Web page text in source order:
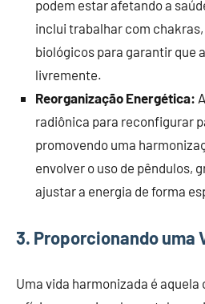
podem estar afetando a
inclui trabalhar com
biológicos para garantir que
livremente.
Reorganização Energética:
radiônica para reconfigurar
promovendo uma
envolver o uso de pêndulos,
ajustar a energia de forma
3. Proporcionando uma
Uma vida harmonizada é